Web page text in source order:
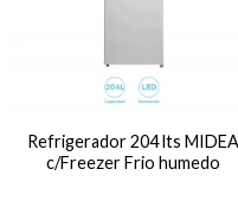
Refrigerador 204 lts MIDEA
c/Freezer Frio humedo